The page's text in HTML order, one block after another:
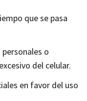
que se pasa
o
del celular.
en favor del uso